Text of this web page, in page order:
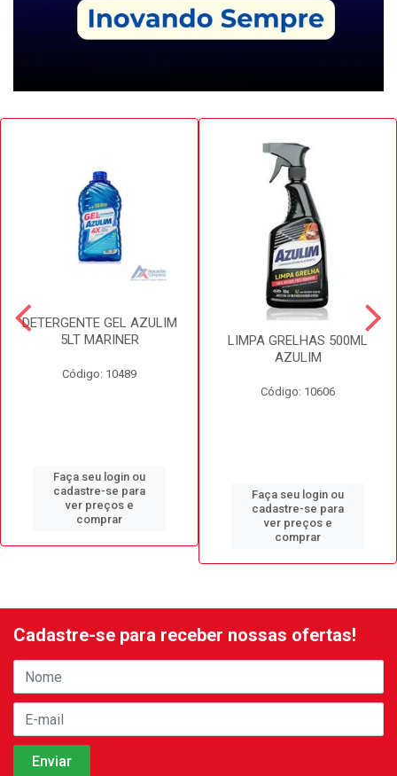
DETERGENTE GEL AZULIM
5LT MARINER
Código: 10489
Faça seu login ou
cadastre-se para
ver preços e
comprar
LIMPA GRELHAS 500ML
AZULIM
Código: 10606
Faça seu login ou
cadastre-se para
ver preços e
comprar
Cadastre-se para receber nossas ofertas!